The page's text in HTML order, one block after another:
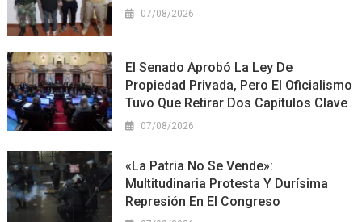
07/08/2026
El Senado Aprobó La Ley De
Propiedad Privada, Pero El Oficialismo
Tuvo Que Retirar Dos Capítulos Clave
07/08/2026
«La Patria No Se Vende»:
Multitudinaria Protesta Y Durísima
Represión En El Congreso